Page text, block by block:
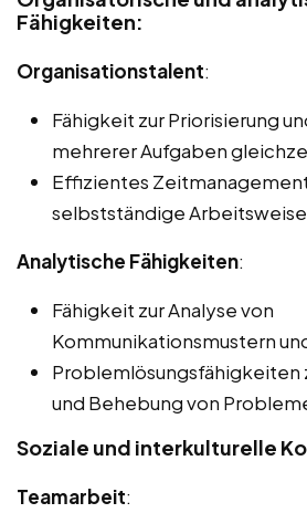
Fähigkeiten:
Organisationstalent:
Fähigkeit zur Priorisierung
mehrerer Aufgaben
Effizientes
selbstständige Arbeitsweise
Analytische Fähigkeiten:
Fähigkeit zur Analyse von
Kommunikationsmustern
Problemlösungsfähigkeiten
und Behebung von
Soziale und interkulturelle
Teamarbeit: